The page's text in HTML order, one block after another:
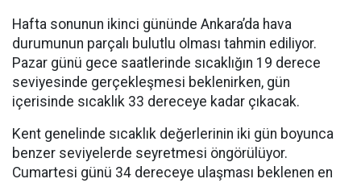
Hafta sonunun ikinci gününde Ankara’da hava
durumunun parçalı bulutlu olması tahmin ediliyor.
Pazar günü gece saatlerinde sıcaklığın 19 derece
seviyesinde gerçekleşmesi beklenirken, gün
içerisinde sıcaklık 33 dereceye kadar çıkacak.
Kent genelinde sıcaklık değerlerinin iki gün boyunca
benzer seviyelerde seyretmesi öngörülüyor.
Cumartesi günü 34 dereceye ulaşması beklenen en